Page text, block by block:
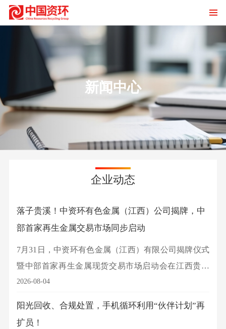
新闻中心
企业动态
落子贵溪！中资环有色金属（江西）公司揭牌，中
部首家再生金属交易市场同步启动
7月31日，中资环有色金属（江西）有限公司揭牌仪式
暨中部首家再生金属现货交易市场启动会在江西贵溪
成功举办，标志着我国再生有色金属资源回收利用体
2026-08-04
阳光回收、合规处置，手机循环利用“伙伴计划”再
扩员！